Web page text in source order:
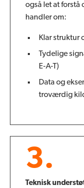
også let at forstå
handler om:
Klar struktur
Tydelige
E-A-T)
Data og
troværdig
3.
Teknisk